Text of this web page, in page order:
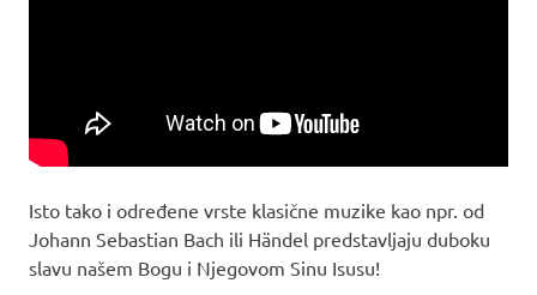
Isto tako i određene vrste klasične muzike kao npr. od
Johann Sebastian Bach ili Händel predstavljaju duboku
slavu našem Bogu i Njegovom Sinu Isusu!